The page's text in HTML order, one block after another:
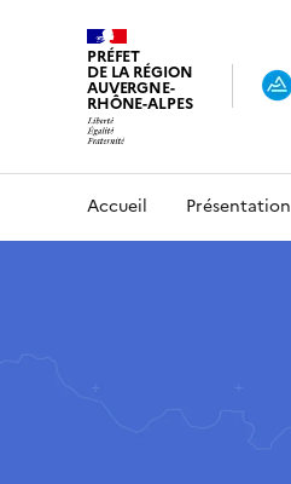
PRÉFET
DE LA RÉGION
AUVERGNE-
RHÔNE-ALPES
Accueil Présentation